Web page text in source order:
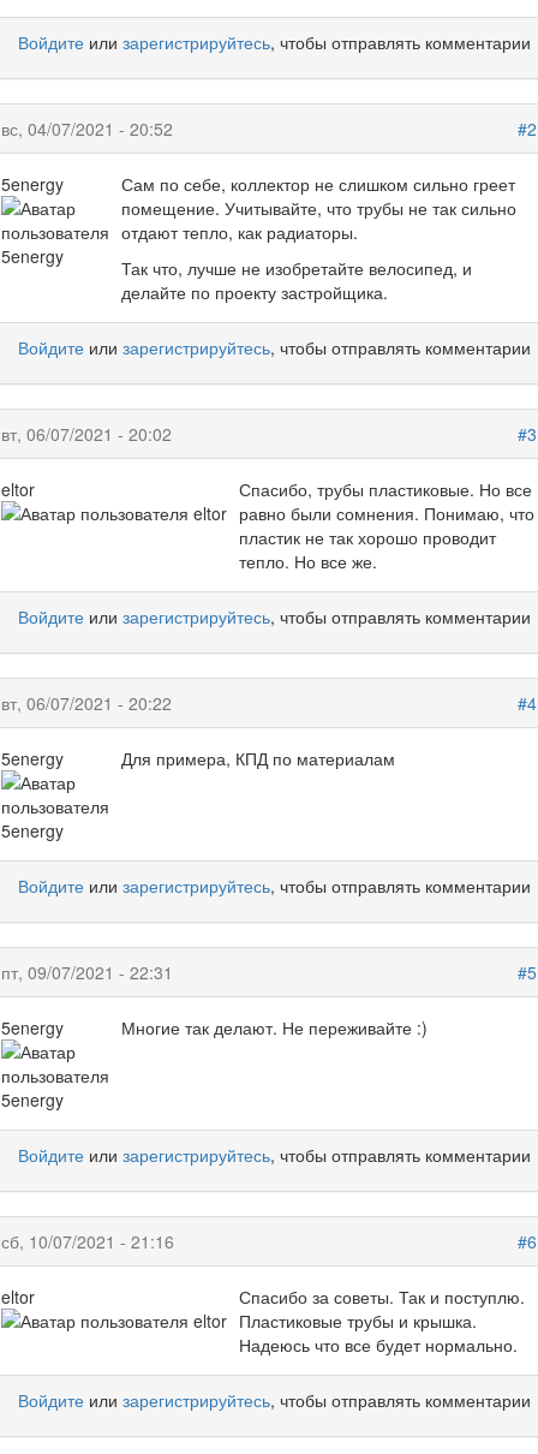
Войдите или зарегистрируйтесь, чтобы отправлять комментарии
#2
вс, 04/07/2021 - 20:52
5energy
Сам по себе, коллектор не слишком сильно греет
помещение. Учитывайте, что трубы не так сильно
отдают тепло, как радиаторы.
Так что, лучше не изобретайте велосипед, и
делайте по проекту застройщика.
Войдите или зарегистрируйтесь, чтобы отправлять комментарии
#3
вт, 06/07/2021 - 20:02
eltor
Спасибо, трубы пластиковые. Но все
равно были сомнения. Понимаю, что
пластик не так хорошо проводит
тепло. Но все же.
Войдите или зарегистрируйтесь, чтобы отправлять комментарии
#4
вт, 06/07/2021 - 20:22
5energy Для примера, КПД по материалам
Войдите или зарегистрируйтесь, чтобы отправлять комментарии
#5
пт, 09/07/2021 - 22:31
5energy Многие так делают. Не переживайте :)
Войдите или зарегистрируйтесь, чтобы отправлять комментарии
#6
сб, 10/07/2021 - 21:16
eltor
Спасибо за советы. Так и поступлю.
Пластиковые трубы и крышка.
Надеюсь что все будет нормально.
Войдите или зарегистрируйтесь, чтобы отправлять комментарии